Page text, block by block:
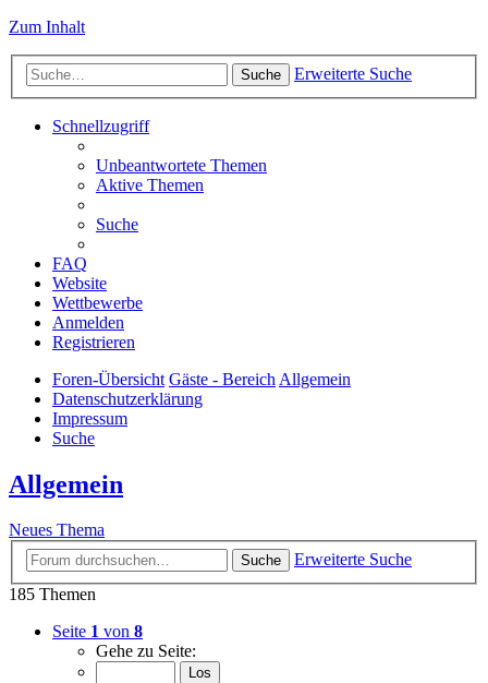
Zum Inhalt
Suche Erweiterte Suche
Schnellzugriff
Unbeantwortete Themen
Aktive Themen
Suche
FAQ
Website
Wettbewerbe
Anmelden
Registrieren
Foren-Übersicht Gäste - Bereich Allgemein
Datenschutzerklärung
Impressum
Suche
Allgemein
Neues Thema
Suche
Erweiterte Suche
185 Themen
Seite 1 von 8
Gehe zu Seite: